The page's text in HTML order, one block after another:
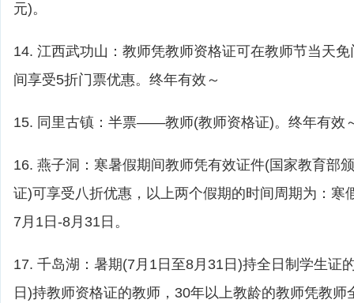
元)。
14. 江西武功山：教师凭教师资格证可在教师节当天
间享受5折门票优惠。终年有效～
15. 同里古镇：半票——教师(教师资格证)。终年有效
16. 燕子洞：寒暑假期间教师凭有效证件(国家教育部
证)可享受八折优惠，以上两个假期的时间周期为：寒
7月1日-8月31日。
17. 千岛湖：暑期(7月1日至8月31日)持全日制学生证
日)持教师资格证的教师，30年以上教龄的教师凭教师